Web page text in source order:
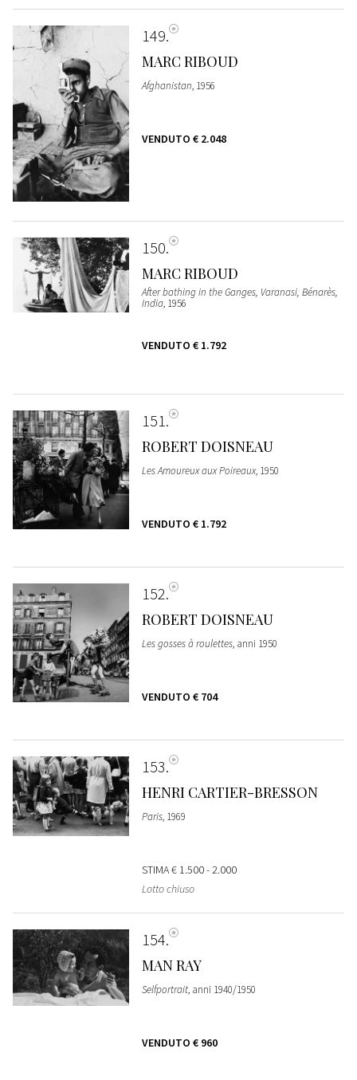
149
MARC RIBOUD
Afghanistan, 1956
VENDUTO € 2.048
150
MARC RIBOUD
After bathing in the Ganges, Varanasi, Bénarès,
India, 1956
VENDUTO € 1.792
151
ROBERT DOISNEAU
Les Amoureux aux Poireaux, 1950
VENDUTO € 1.792
152
ROBERT DOISNEAU
Les gosses à roulettes, anni 1950
VENDUTO € 704
153
HENRI CARTIER-BRESSON
Paris, 1969
STIMA€ 1.500 - 2.000
Lotto chiuso
154
MAN RAY
Selfportrait, anni 1940/1950
VENDUTO € 960